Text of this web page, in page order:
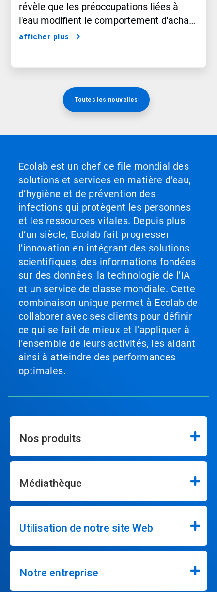
révèle que les préoccupations liées à
l'eau modifient le comportement d'achat
des consommateurs
afficher plus
Toutes les nouvelles
Ecolab est un chef de file mondial des
solutions et services en matière d’eau,
d’hygiène et de prévention des
infections qui protègent les personnes
et les ressources vitales. Depuis plus
d’un siècle, Ecolab fait progresser
l’innovation en intégrant des solutions
scientifiques, des informations fondées
sur des données, la technologie de l’IA
et un service de classe mondiale. Cette
combinaison unique permet à Ecolab de
collaborer avec ses clients pour définir
ce qui se fait de mieux et l’appliquer à
l’ensemble de leurs activités, les aidant
ainsi à atteindre des performances
optimales.
Nos produits
Médiathèque
Utilisation de notre site Web
Notre entreprise